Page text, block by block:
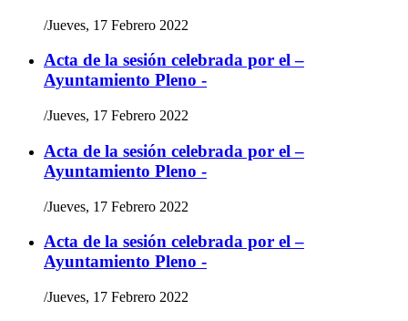
/Jueves, 17 Febrero 2022
Acta de la sesión celebrada por el –
Ayuntamiento Pleno -
/Jueves, 17 Febrero 2022
Acta de la sesión celebrada por el –
Ayuntamiento Pleno -
/Jueves, 17 Febrero 2022
Acta de la sesión celebrada por el –
Ayuntamiento Pleno -
/Jueves, 17 Febrero 2022